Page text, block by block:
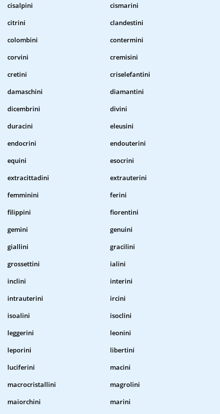
cisalpini
cismarini
citrini
clandestini
colombini
contermini
corvini
cremisini
cretini
criselefantini
damaschini
diamantini
dicembrini
divini
duracini
eleusini
endocrini
endouterini
equini
esocrini
extracittadini
extrauterini
femminini
ferini
filippini
fiorentini
gemini
genuini
giallini
gracilini
grossettini
ialini
inclini
interini
intrauterini
ircini
isoalini
isoclini
leggerini
leonini
leporini
libertini
luciferini
macini
macrocristallini
magrolini
maiorchini
marini